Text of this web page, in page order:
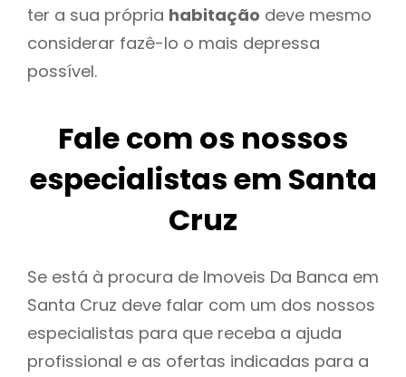
ter a sua própria habitação deve mesmo
considerar fazê-lo o mais depressa
possível.
Fale com os nossos
especialistas em Santa
Cruz
Se está à procura de Imoveis Da Banca em
Santa Cruz deve falar com um dos nossos
especialistas para que receba a ajuda
profissional e as ofertas indicadas para a